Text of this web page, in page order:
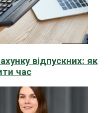
відпускних: як
час